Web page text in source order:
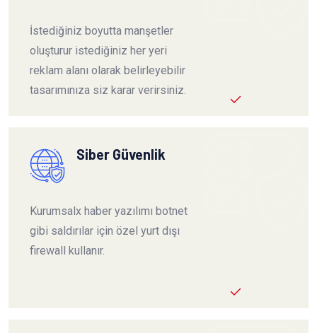
İstediğiniz boyutta manşetler
oluşturur istediğiniz her yeri
reklam alanı olarak belirleyebilir
tasarımınıza siz karar verirsiniz.
Siber Güvenlik
Kurumsalx haber yazılımı botnet
gibi saldırılar için özel yurt dışı
firewall kullanır.